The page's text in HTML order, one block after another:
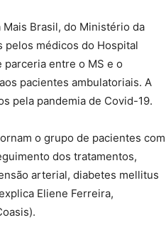
Brasil, do Ministério da
pelos médicos do Hospital
parceria entre o MS e o
pacientes ambulatoriais. A
pela pandemia de Covid-19.
o grupo de pacientes com
dos tratamentos,
arterial, diabetes mellitus
Eliene Ferreira,